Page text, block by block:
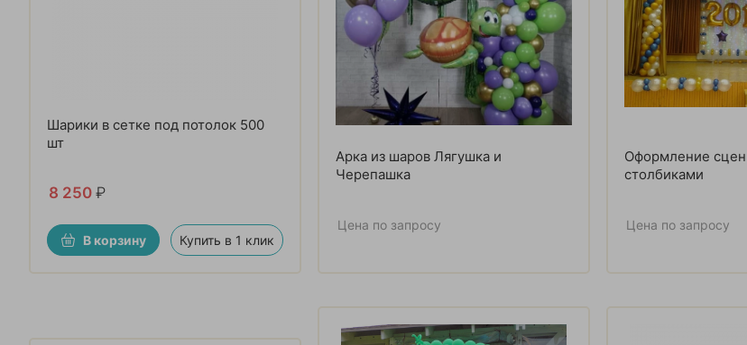
Шарики в сетке под потолок 500
шт
8 250 ₽
В корзину Купить в 1 клик
Арка из шаров Лягушка и
Черепашка
Цена по запросу
Оформление
столбиками
Цена по запросу